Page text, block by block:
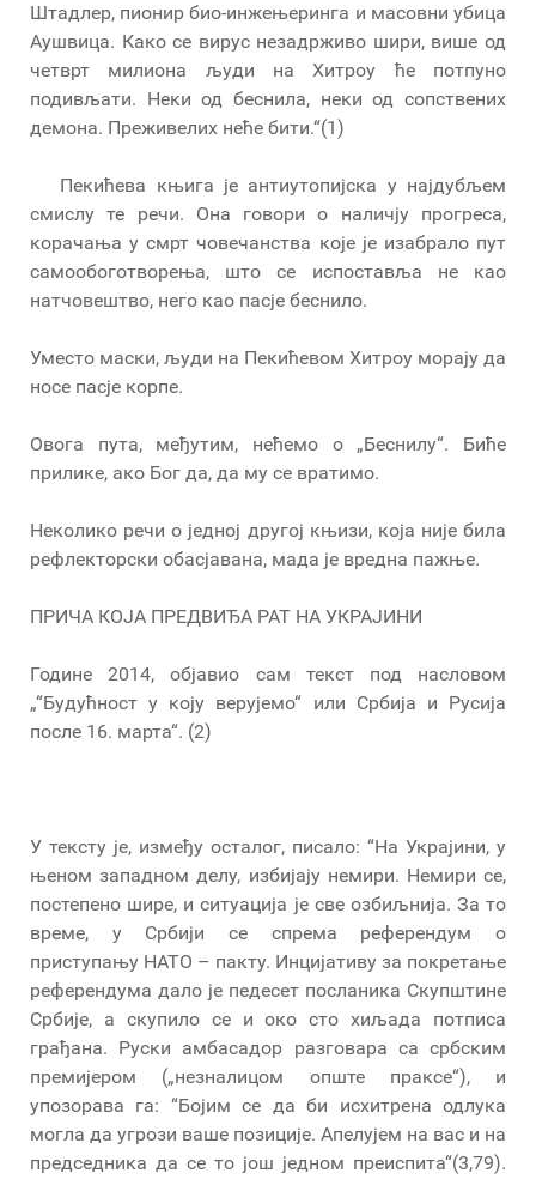
Штадлер, пионир био-инжењеринга и масовни убица
Аушвица. Како се вирус незадрживо шири, више од
четврт милиона људи на Хитроу ће потпуно
подивљати. Неки од беснила, неки од сопствених
демона. Преживелих неће бити.“(1)
Пекићева књига је антиутопијска у најдубљем
смислу те речи. Она говори о наличју прогреса,
корачања у смрт човечанства које је изабрало пут
самообоготворења, што се испоставља не као
натчовештво, него као пасје беснило.
Уместо маски, људи на Пекићевом Хитроу морају да
носе пасје корпе.
Овога пута, међутим, нећемо о „Беснилу“. Биће
прилике, ако Бог да, да му се вратимо.
Неколико речи о једној другој књизи, која није била
рефлекторски обасјавана, мада је вредна пажње.
ПРИЧА КОЈА ПРЕДВИЂА РАТ НА УКРАЈИНИ
Године 2014, објавио сам текст под насловом
„“Будућност у коју верујемо“ или Србија и Русија
после 16. марта“. (2)
У тексту је, између осталог, писало: “На Украјини, у
њеном западном делу, избијају немири. Немири се,
постепено шире, и ситуација је све озбиљнија. За то
време, у Србији се спрема референдум о
приступању НАТО – пакту. Инцијативу за покретање
референдума дало је педесет посланика Скупштине
Србије, а скупило се и око сто хиљада потписа
грађана. Руски амбасадор разговара са србским
премијером („незналицом опште праксе“), и
упозорава га: “Бојим се да би исхитрена одлука
могла да угрози ваше позиције. Апелујем на вас и на
председника да се то још једном преиспита“(3,79).